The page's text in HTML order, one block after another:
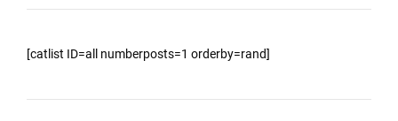
[catlist ID=all numberposts=1 orderby=rand]